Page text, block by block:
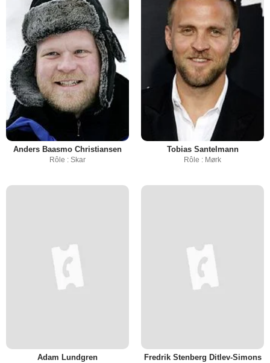
Anders Baasmo Christiansen
Rôle : Skar
Tobias Santelmann
Rôle : Mørk
Adam Lundgren Fredrik Stenberg Ditlev-Simons